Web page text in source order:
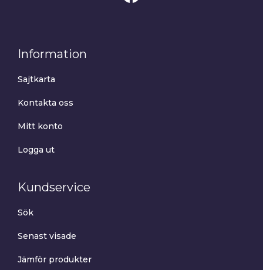
Information
Sajtkarta
Kontakta oss
Mitt konto
Logga ut
Kundservice
Sök
Senast visade
Jämför produkter